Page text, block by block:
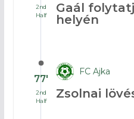
2nd
Half
Gaál
helyén
77′
2nd
Half
FC Ajka
Zsolnai